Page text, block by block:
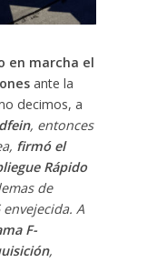
en marcha el
ante la
decimos, a
, entonces
firmó el
Rápido
de
A
F-
,